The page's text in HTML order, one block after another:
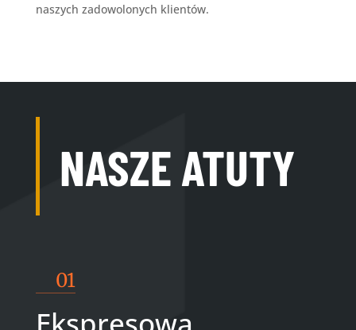
naszych zadowolonych klientów.
NASZE ATUTY
01